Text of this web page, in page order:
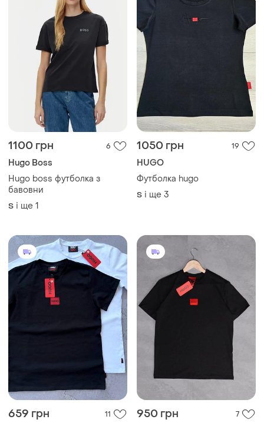
1100 грн 6
Hugo Boss
Hugo boss футболка з
бавовни
S і ще 1
1050 грн 19
HUGO
Футболка hugo
S і ще 3
659 грн 11 950 грн 7